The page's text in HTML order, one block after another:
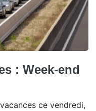
: Week-end
ce vendredi,